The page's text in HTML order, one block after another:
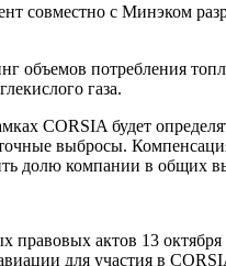
совместно с Минэком
объемов потребления
газа.
CORSIA будет
выбросы.
долю компании в общих
актов 13
для участия в